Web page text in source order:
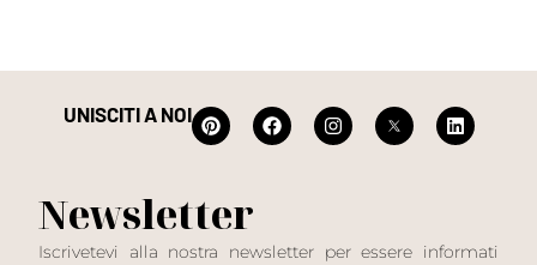
UNISCITI A NOI
Newsletter
Iscrivetevi alla nostra newsletter per essere informati